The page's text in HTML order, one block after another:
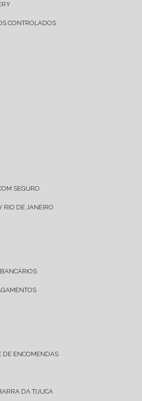
CONTROLADOS
SEGURO
RIO DE JANEIRO
BANCÁRIOS
DE ENCOMENDAS
DA TIJUCA